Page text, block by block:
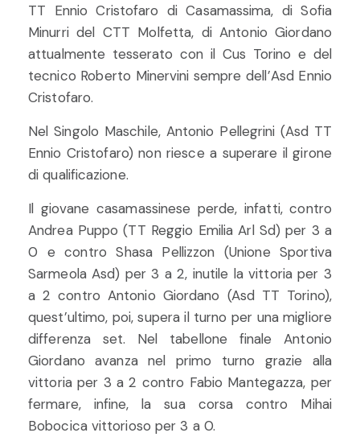
TT Ennio Cristofaro di Casamassima, di Sofia
Minurri del CTT Molfetta, di Antonio Giordano
attualmente tesserato con il Cus Torino e del
tecnico Roberto Minervini sempre dell’Asd Ennio
Cristofaro.
Nel Singolo Maschile, Antonio Pellegrini (Asd TT
Ennio Cristofaro) non riesce a superare il girone
di qualificazione.
Il giovane casamassinese perde, infatti, contro
Andrea Puppo (TT Reggio Emilia Arl Sd) per 3 a
0 e contro Shasa Pellizzon (Unione Sportiva
Sarmeola Asd) per 3 a 2, inutile la vittoria per 3
a 2 contro Antonio Giordano (Asd TT Torino),
quest’ultimo, poi, supera il turno per una migliore
differenza set. Nel tabellone finale Antonio
Giordano avanza nel primo turno grazie alla
vittoria per 3 a 2 contro Fabio Mantegazza, per
fermare, infine, la sua corsa contro Mihai
Bobocica vittorioso per 3 a 0.